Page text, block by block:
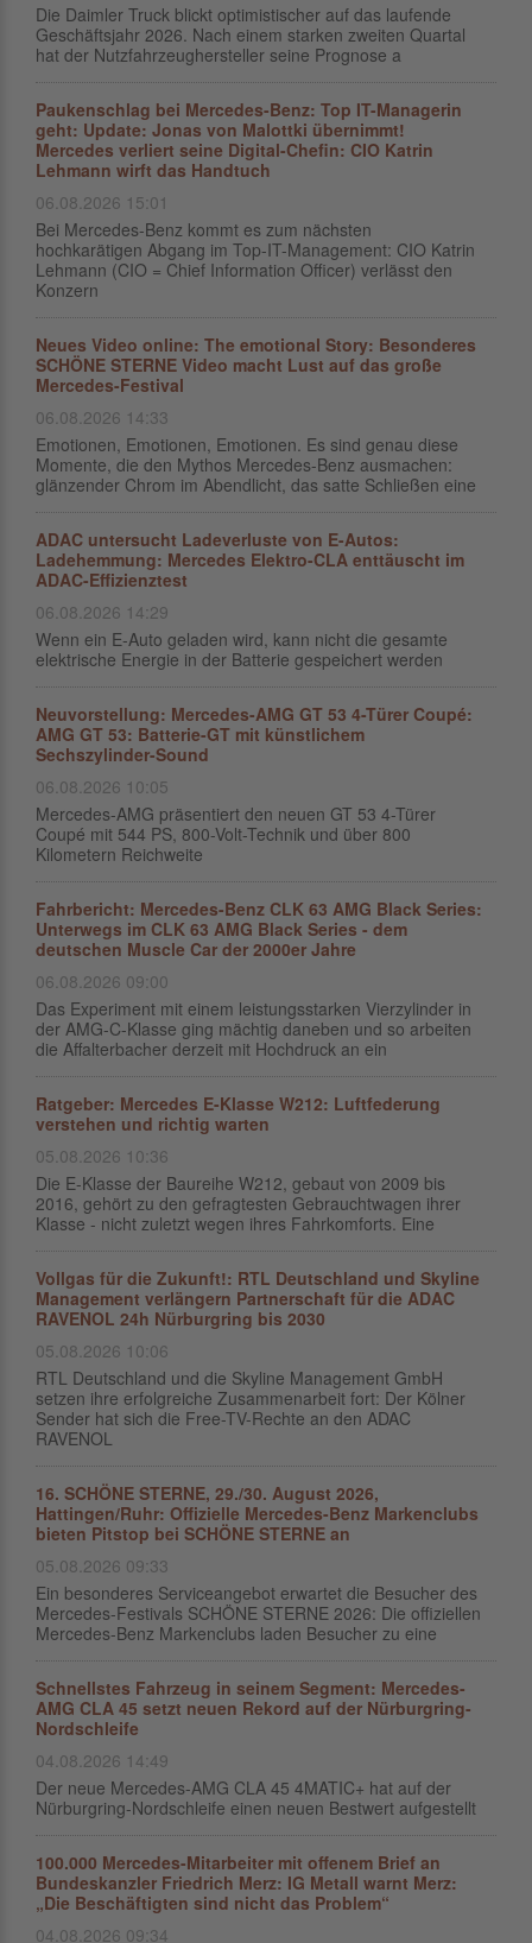
Die Daimler Truck blickt optimistischer auf das laufende
Geschäftsjahr 2026. Nach einem starken zweiten Quartal
hat der Nutzfahrzeughersteller seine Prognose a
Paukenschlag bei Mercedes-Benz: Top IT-Managerin
geht: Update: Jonas von Malottki übernimmt!
Mercedes verliert seine Digital-Chefin: CIO Katrin
Lehmann wirft das Handtuch
06.08.2026 15:01
Bei Mercedes-Benz kommt es zum nächsten
hochkarätigen Abgang im Top-IT-Management: CIO Katrin
Lehmann (CIO = Chief Information Officer) verlässt den
Konzern
Neues Video online: The emotional Story: Besonderes
SCHÖNE STERNE Video macht Lust auf das große
Mercedes-Festival
06.08.2026 14:33
Emotionen, Emotionen, Emotionen. Es sind genau diese
Momente, die den Mythos Mercedes-Benz ausmachen:
glänzender Chrom im Abendlicht, das satte Schließen eine
ADAC untersucht Ladeverluste von E-Autos:
Ladehemmung: Mercedes Elektro-CLA enttäuscht im
ADAC-Effizienztest
06.08.2026 14:29
Wenn ein E-Auto geladen wird, kann nicht die gesamte
elektrische Energie in der Batterie gespeichert werden
Neuvorstellung: Mercedes-AMG GT 53 4-Türer Coupé:
AMG GT 53: Batterie-GT mit künstlichem
Sechszylinder-Sound
06.08.2026 10:05
Mercedes-AMG präsentiert den neuen GT 53 4-Türer
Coupé mit 544 PS, 800-Volt-Technik und über 800
Kilometern Reichweite
Fahrbericht: Mercedes-Benz CLK 63 AMG Black Series:
Unterwegs im CLK 63 AMG Black Series - dem
deutschen Muscle Car der 2000er Jahre
06.08.2026 09:00
Das Experiment mit einem leistungsstarken Vierzylinder in
der AMG-C-Klasse ging mächtig daneben und so arbeiten
die Affalterbacher derzeit mit Hochdruck an ein
Ratgeber: Mercedes E-Klasse W212: Luftfederung
verstehen und richtig warten
05.08.2026 10:36
Die E-Klasse der Baureihe W212, gebaut von 2009 bis
2016, gehört zu den gefragtesten Gebrauchtwagen ihrer
Klasse - nicht zuletzt wegen ihres Fahrkomforts. Eine
Vollgas für die Zukunft!: RTL Deutschland und Skyline
Management verlängern Partnerschaft für die ADAC
RAVENOL 24h Nürburgring bis 2030
05.08.2026 10:06
RTL Deutschland und die Skyline Management GmbH
setzen ihre erfolgreiche Zusammenarbeit fort: Der Kölner
Sender hat sich die Free-TV-Rechte an den ADAC
RAVENOL
16. SCHÖNE STERNE, 29./30. August 2026,
Hattingen/Ruhr: Offizielle Mercedes-Benz Markenclubs
bieten Pitstop bei SCHÖNE STERNE an
05.08.2026 09:33
Ein besonderes Serviceangebot erwartet die Besucher des
Mercedes-Festivals SCHÖNE STERNE 2026: Die offiziellen
Mercedes-Benz Markenclubs laden Besucher zu eine
Schnellstes Fahrzeug in seinem Segment: Mercedes-
AMG CLA 45 setzt neuen Rekord auf der Nürburgring-
Nordschleife
04.08.2026 14:49
Der neue Mercedes-AMG CLA 45 4MATIC+ hat auf der
Nürburgring-Nordschleife einen neuen Bestwert aufgestellt
100.000 Mercedes-Mitarbeiter mit offenem Brief an
Bundeskanzler Friedrich Merz: IG Metall warnt Merz:
„Die Beschäftigten sind nicht das Problem“
04.08.2026 09:34